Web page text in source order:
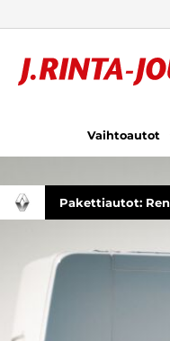
Vaihtoautot
Pakettiautot: